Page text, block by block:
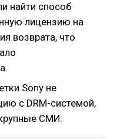
найти способ
лицензию на
возврата, что
Sony не
с DRM-системой,
СМИ.